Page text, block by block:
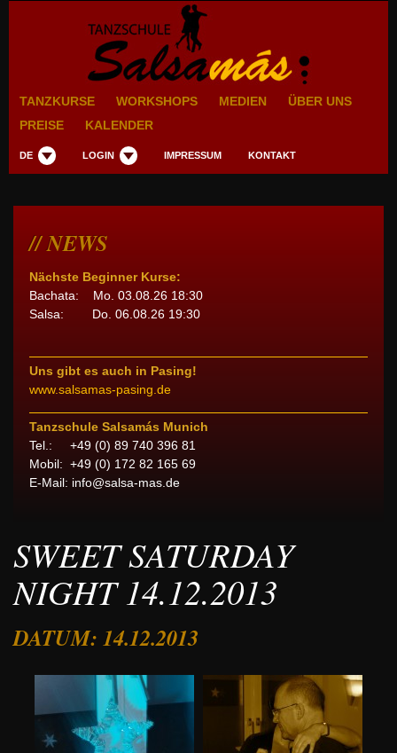
TANZKURSE WORKSHOPS MEDIEN
ÜBER UNS
PREISE
KALENDER
DE LOGIN IMPRESSUM KONTAKT
NEWS
Nächste Beginner Kurse:
Bachata: Mo. 03.08.26 18:30
Salsa: Do. 06.08.26 19:30
Uns gibt es auch in Pasing!
www.salsamas-pasing.de
Tanzschule Salsamás Munich
Tel.: +49 (0) 89 740 396 81
Mobil: +49 (0) 172 82 165 69
E-Mail: info@salsa-mas.de
SWEET SATURDAY
NIGHT 14.12.2013
DATUM: 14.12.2013